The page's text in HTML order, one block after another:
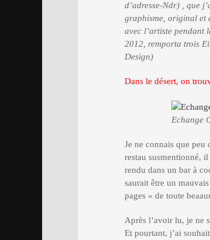
d’adresse-Ndr) , que
graphisme, original et
avec l’artiste pendant
2012, remporta trois
Design)
Dans le désert, on
Echange
Je ne connais que peu
restau susmentionné,
rendu dans un bar à
saurait être un
pages « de toute
Après l’avoir lu, je ne
Et pourtant, j’ai